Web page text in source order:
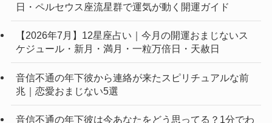
日・ペルセウス座流星群で運気が動く開運ガイド
【2026年7月】12星座占い｜今月の開運おまじないス
ケジュール・新月・満月・一粒万倍日・天赦日
音信不通の年下彼から連絡が来たスピリチュアルな前
兆｜恋愛おまじない5選
音信不通の年下彼は今あなたをどう思ってる？1分でわ